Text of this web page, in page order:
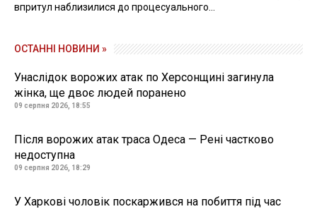
впритул наблизилися до процесуального...
ОСТАННІ НОВИНИ »
Унаслідок ворожих атак по Херсонщині загинула
жінка, ще двоє людей поранено
09 серпня 2026, 18:55
Після ворожих атак траса Одеса — Рені частково
недоступна
09 серпня 2026, 18:29
У Харкові чоловік поскаржився на побиття під час